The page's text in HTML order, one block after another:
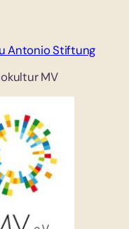
Antonio Stiftung
MV